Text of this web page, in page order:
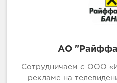
АО
Сотрудничаем с ООО
рекламе на